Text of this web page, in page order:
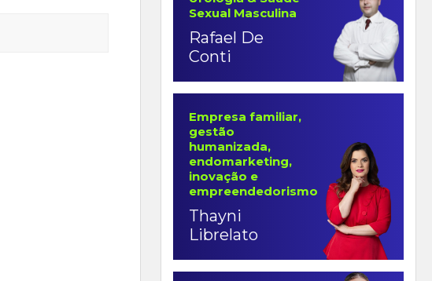
Sexual Masculina
Rafael De
Conti
Empresa familiar,
gestão
humanizada,
endomarketing,
inovação e
empreendedorismo
Thayni
Librelato